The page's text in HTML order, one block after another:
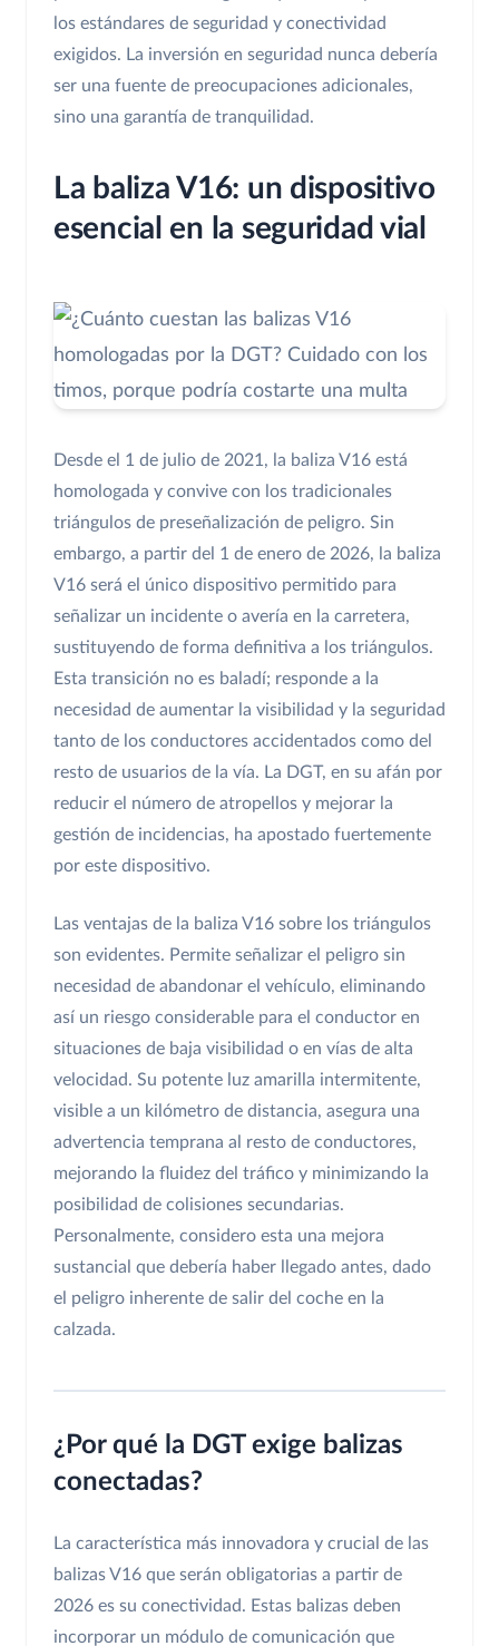
los estándares de seguridad y conectividad
exigidos. La inversión en seguridad nunca debería
ser una fuente de preocupaciones adicionales,
sino una garantía de tranquilidad.
La baliza V16: un dispositivo
esencial en la seguridad vial
Desde el 1 de julio de 2021, la baliza V16 está
homologada y convive con los tradicionales
triángulos de preseñalización de peligro. Sin
embargo, a partir del 1 de enero de 2026, la baliza
V16 será el único dispositivo permitido para
señalizar un incidente o avería en la carretera,
sustituyendo de forma definitiva a los triángulos.
Esta transición no es baladí; responde a la
necesidad de aumentar la visibilidad y la seguridad
tanto de los conductores accidentados como del
resto de usuarios de la vía. La DGT, en su afán por
reducir el número de atropellos y mejorar la
gestión de incidencias, ha apostado fuertemente
por este dispositivo.
Las ventajas de la baliza V16 sobre los triángulos
son evidentes. Permite señalizar el peligro sin
necesidad de abandonar el vehículo, eliminando
así un riesgo considerable para el conductor en
situaciones de baja visibilidad o en vías de alta
velocidad. Su potente luz amarilla intermitente,
visible a un kilómetro de distancia, asegura una
advertencia temprana al resto de conductores,
mejorando la fluidez del tráfico y minimizando la
posibilidad de colisiones secundarias.
Personalmente, considero esta una mejora
sustancial que debería haber llegado antes, dado
el peligro inherente de salir del coche en la
calzada.
¿Por qué la DGT exige balizas
conectadas?
La característica más innovadora y crucial de las
balizas V16 que serán obligatorias a partir de
2026 es su conectividad. Estas balizas deben
incorporar un módulo de comunicación que